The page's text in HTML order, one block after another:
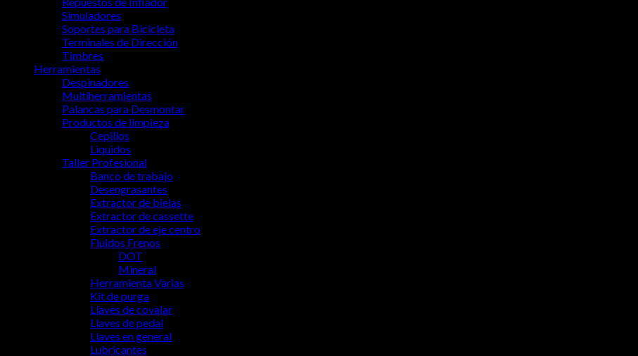
Simuladores
Soportes para Bicicleta
Terminales de Dirección
Timbres
Herramientas
Despinadores
Multiherramientas
Palancas para Desmontar
Productos de limpieza
Cepillos
Liquidos
Taller Profesional
Banco de trabajo
Desengrasantes
Extractor de bielas
Extractor de cassette
Extractor de eje centro
Fluidos Frenos
DOT
Mineral
Herramienta Varias
Kit de purga
Llaves de covalar
Llaves de pedal
Llaves en general
Lubricantes